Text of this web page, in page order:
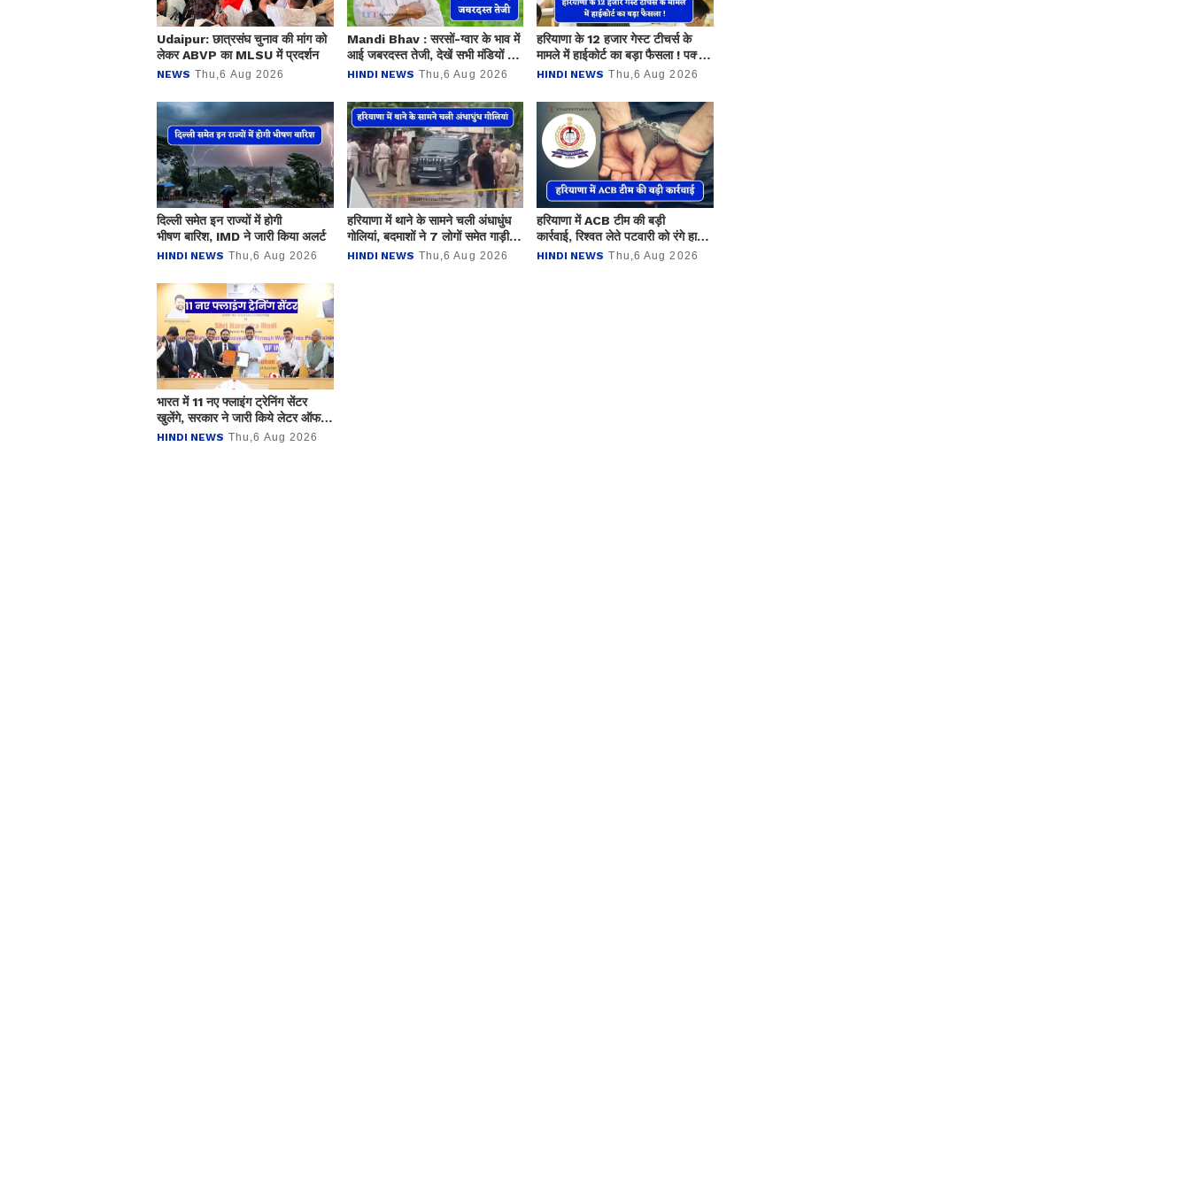
Udaipur: छात्रसंघ चुनाव की मांग को
लेकर ABVP का MLSU में प्रदर्शन
NEWS Thu,6 Aug 2026
Mandi Bhav : सरसों-ग्वार के भाव में
आई जबरदस्त तेजी, देखें सभी मंडियों के
नए दाम
HINDI NEWS Thu,6 Aug 2026
हरियाणा के 12 हजार गेस्ट टीचर्स के
मामले में हाईकोर्ट का बड़ा फैसला ! पक्का
होने का रास्ता खुला
HINDI NEWS Thu,6 Aug 2026
दिल्ली समेत इन राज्यों में होगी
भीषण बारिश, IMD ने जारी किया अलर्ट
HINDI NEWS Thu,6 Aug 2026
हरियाणा में थाने के सामने चली अंधाधुंध
गोलियां, बदमाशों ने 7 लोगों समेत गाड़ी
को किया छलनी
HINDI NEWS Thu,6 Aug 2026
हरियाणा में ACB टीम की बड़ी
कार्रवाई, रिश्वत लेते पटवारी को रंगे हाथ
किया गिरफ्तार
HINDI NEWS Thu,6 Aug 2026
भारत में 11 नए फ्लाइंग ट्रेनिंग सेंटर
खुलेंगे, सरकार ने जारी किये लेटर ऑफ
इंटेंट
HINDI NEWS Thu,6 Aug 2026